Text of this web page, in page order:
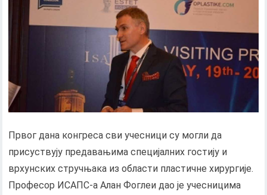
Првог дана конгреса сви учесници су могли да
присуствују предавањима специјалних гостију и
врхунских стручњака из области пластичне хирургије.
Професор ИСАПС-а Алан Фоглеи дао је учесницима